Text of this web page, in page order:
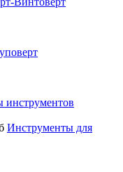
инструментов
Инструменты для